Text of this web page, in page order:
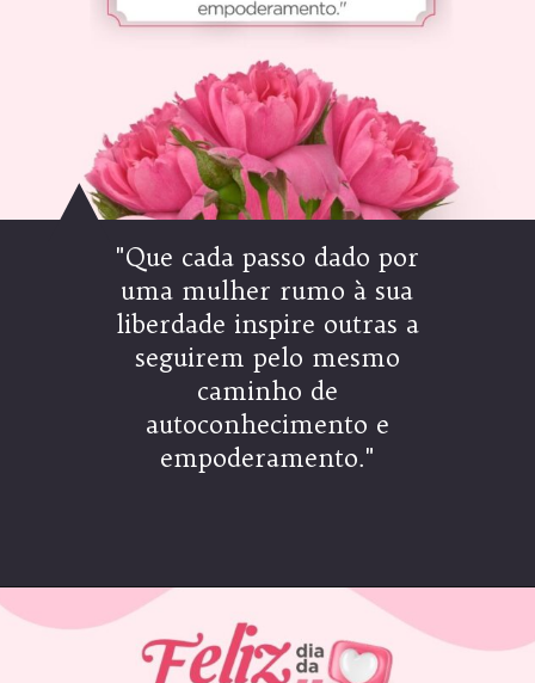
"Que cada passo dado por
uma mulher rumo à sua
liberdade inspire outras a
seguirem pelo mesmo
caminho de
autoconhecimento e
empoderamento."
Opening